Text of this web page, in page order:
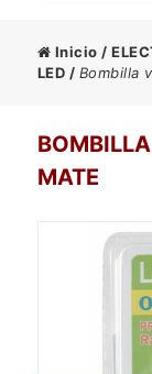
Inicio /
LED / Bombilla
MATE